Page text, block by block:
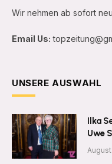
Wir nehmen ab sofort
Email Us:
UNSERE AUSWAHL
Ilka
Uwe